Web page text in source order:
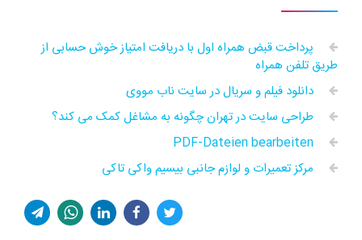
پرداخت قبض همراه اول با دریافت امتیاز خوش حسابی از
طریق تلفن همراه
دانلود فیلم و سریال در سایت ناب مووی
طراحی سایت در تهران چگونه به مشاغل کمک می کند؟
مرکز تعمیرات و لوازم جانبی بیسیم واکی تاکی